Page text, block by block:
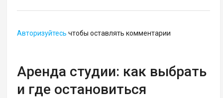
Авторизуйтесь чтобы оставлять комментарии
Аренда студии: как выбрать
и где остановиться